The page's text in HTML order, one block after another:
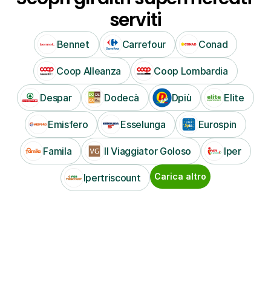
serviti
Bennet Carrefour Conad
Coop Alleanza Coop Lombardia
Despar Dodecà Dpiù Elite
Emisfero Esselunga Eurospin
Famila Il Viaggiator Goloso Iper
Ipertriscount Carica altro